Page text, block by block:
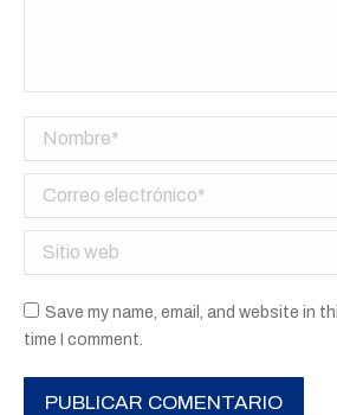
Nombre *
Correo electrónico *
Sitio web
Save my name, email, and website in
time I comment.
PUBLICAR COMENTARIO